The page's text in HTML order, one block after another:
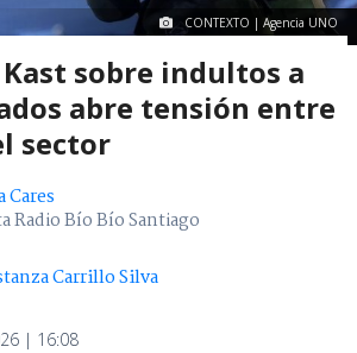
CONTEXTO | Agencia UNO
sobre indultos a
abre tensión entre
sector
Cares
Radio Bío Bío Santiago
Carrillo Silva
| 16:08